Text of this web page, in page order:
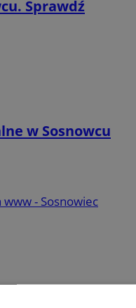
Sprawdź
w Sosnowcu
- Sosnowiec